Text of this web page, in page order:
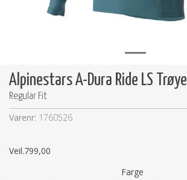
Alpinestars A-Dura Ride LS Trøye
Regular Fit
Varenr: 1760526
Veil.799,00
Farge